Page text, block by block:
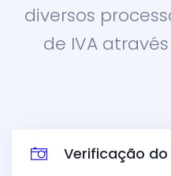
diversos
de IVA através
Verificação